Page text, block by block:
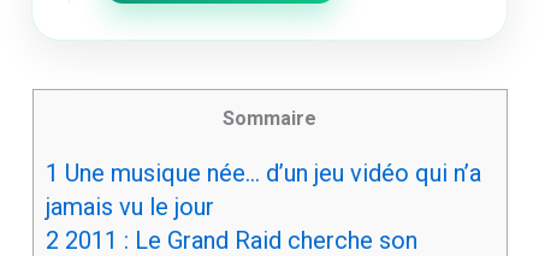
Sommaire
1 Une musique née… d’un jeu vidéo qui n’a
jamais vu le jour
2 2011 : Le Grand Raid cherche son